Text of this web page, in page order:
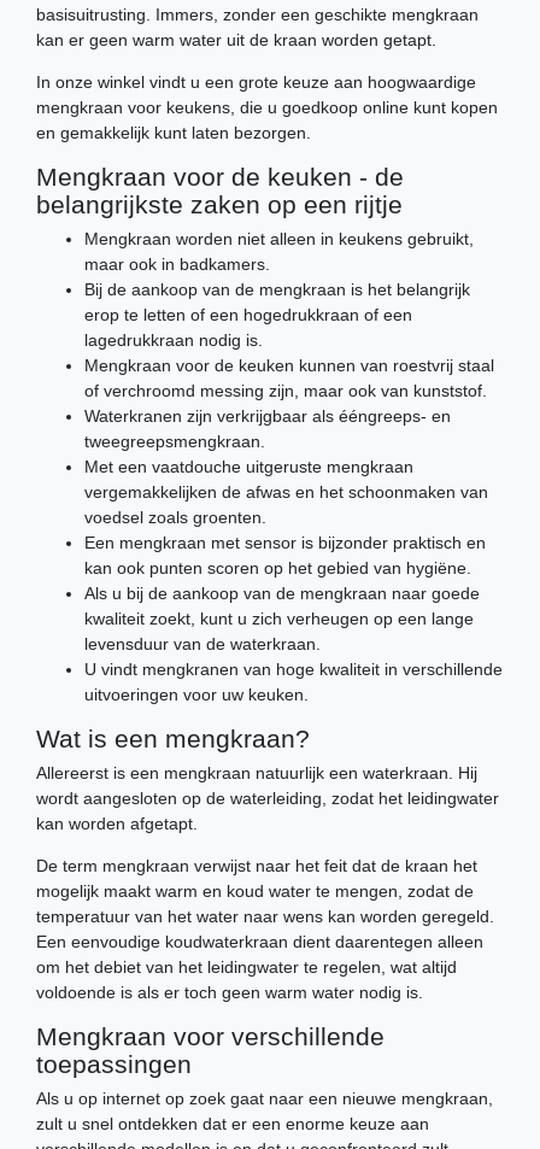
basisuitrusting. Immers, zonder een geschikte mengkraan
kan er geen warm water uit de kraan worden getapt.
In onze winkel vindt u een grote keuze aan hoogwaardige
mengkraan voor keukens, die u goedkoop online kunt kopen
en gemakkelijk kunt laten bezorgen.
Mengkraan voor de keuken - de
belangrijkste zaken op een rijtje
Mengkraan worden niet alleen in keukens gebruikt,
maar ook in badkamers.
Bij de aankoop van de mengkraan is het belangrijk
erop te letten of een hogedrukkraan of een
lagedrukkraan nodig is.
Mengkraan voor de keuken kunnen van roestvrij staal
of verchroomd messing zijn, maar ook van kunststof.
Waterkranen zijn verkrijgbaar als ééngreeps- en
tweegreepsmengkraan.
Met een vaatdouche uitgeruste mengkraan
vergemakkelijken de afwas en het schoonmaken van
voedsel zoals groenten.
Een mengkraan met sensor is bijzonder praktisch en
kan ook punten scoren op het gebied van hygiëne.
Als u bij de aankoop van de mengkraan naar goede
kwaliteit zoekt, kunt u zich verheugen op een lange
levensduur van de waterkraan.
U vindt mengkranen van hoge kwaliteit in verschillende
uitvoeringen voor uw keuken.
Wat is een mengkraan?
Allereerst is een mengkraan natuurlijk een waterkraan. Hij
wordt aangesloten op de waterleiding, zodat het leidingwater
kan worden afgetapt.
De term mengkraan verwijst naar het feit dat de kraan het
mogelijk maakt warm en koud water te mengen, zodat de
temperatuur van het water naar wens kan worden geregeld.
Een eenvoudige koudwaterkraan dient daarentegen alleen
om het debiet van het leidingwater te regelen, wat altijd
voldoende is als er toch geen warm water nodig is.
Mengkraan voor verschillende
toepassingen
Als u op internet op zoek gaat naar een nieuwe mengkraan,
zult u snel ontdekken dat er een enorme keuze aan